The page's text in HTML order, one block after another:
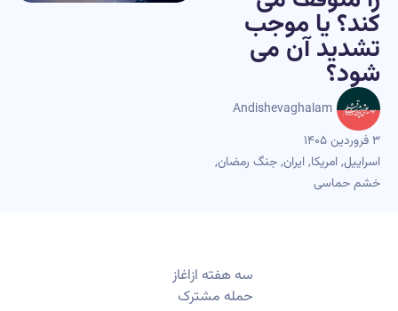
کند؟ یا موجب
تشدید آن می
شود؟
Andishevaghalam
۳ فروردین ۱۴۰۵
اسراییل,امریکا,ایران,جنگ رمضان,
خشم حماسی
سه هفته ازاغاز
حمله مشترک